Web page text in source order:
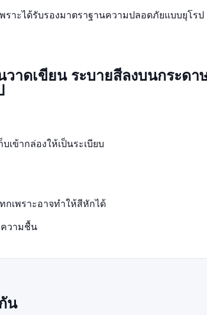
ราะได้รับรองมาตราฐานความปลอดภัยแบบยุโรป
วาดเขียน ระบายสีลงบนกระดา
เข้ากล่องให้เป็นระเบียบ
กเพราะอาจทำให้สีหักได้
ความชื้น
น